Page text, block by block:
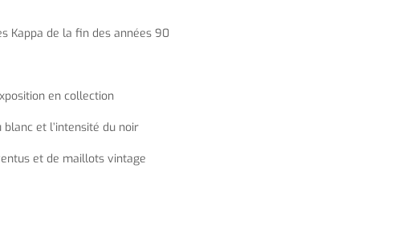
Kappa de la fin des années 90
en collection
et l’intensité du noir
et de maillots vintage